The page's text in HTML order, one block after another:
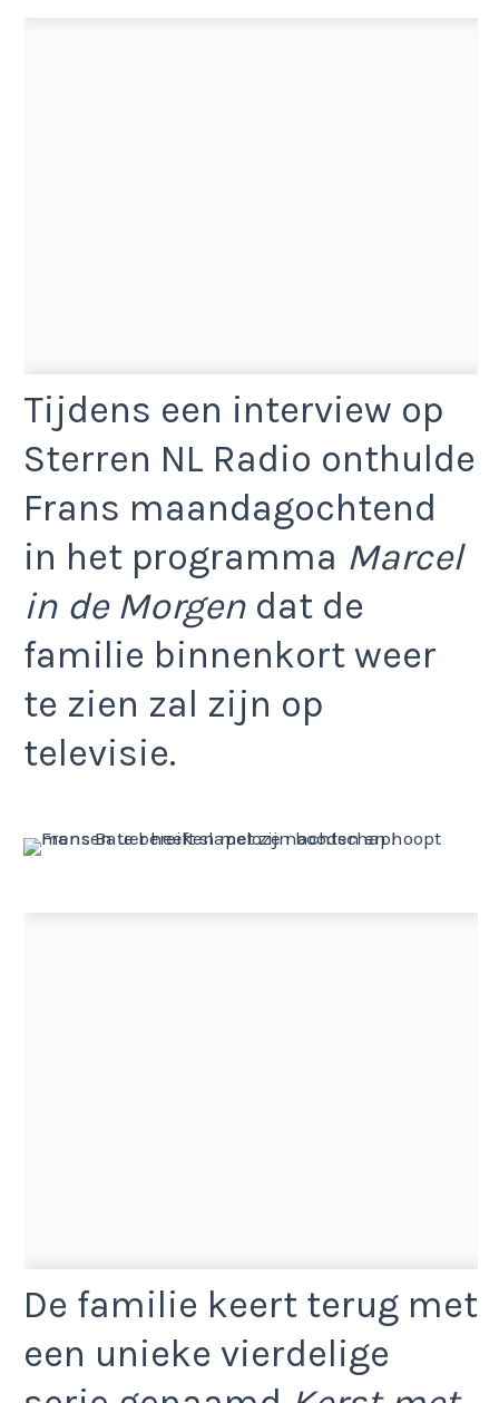
Tijdens een interview op
Sterren NL Radio onthulde
Frans maandagochtend
in het programma Marcel
in de Morgen dat de
familie binnenkort weer
te zien zal zijn op
televisie.
De familie keert terug met
een unieke vierdelige